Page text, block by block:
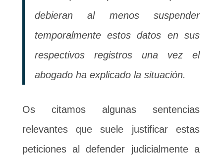
debieran al menos suspender
temporalmente estos datos en sus
respectivos registros una vez el
abogado ha explicado la situación.
Os citamos algunas sentencias
relevantes que suele justificar estas
peticiones al defender judicialmente a